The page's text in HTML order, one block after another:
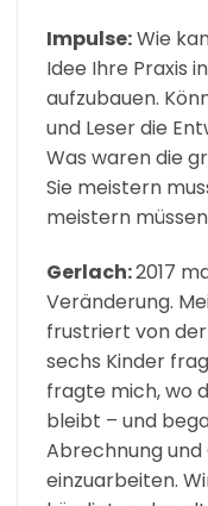
Impulse:Wie
Idee Ihre Praxis
aufzubauen.
und Leser die
Was waren die
Sie meistern
meistern
Gerlach:2017
Veränderung.
frustriert von
sechs Kinder
fragte mich, wo
bleibt – und
Abrechnung und
einzuarbeiten.